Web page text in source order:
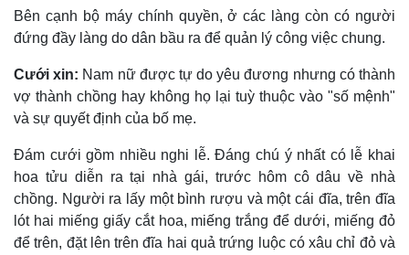
Bên cạnh bộ máy chính quyền, ở các làng còn có người
đứng đầy làng do dân bầu ra để quản lý công việc chung.
Cưới xin: Nam nữ được tự do yêu đương nhưng có thành
vợ thành chồng hay không họ lại tuỳ thuộc vào "số mệnh"
và sự quyết định của bố mẹ.
Ðám cưới gồm nhiều nghi lễ. Ðáng chú ý nhất có lễ khai
hoa tửu diễn ra tại nhà gái, trước hôm cô dâu về nhà
chồng. Người ra lấy một bình rượu và một cái đĩa, trên đĩa
lót hai miếng giấy cắt hoa, miếng trắng để dưới, miếng đỏ
để trên, đặt lên trên đĩa hai quả trứng luộc có xâu chỉ đỏ và